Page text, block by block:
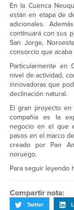
En la Cuenca
están en etapa de
adicionales.
continuará con sus
San Jorge,
consorcio que
Particularmente en
nivel de actividad,
innovadoras que
declinación natural.
El gran proyecto
compañía es la
negocio en el que
pasos en el marco
creado por Pan
noruego.
Para seguir leyendo
Compartir nota:
Twitter